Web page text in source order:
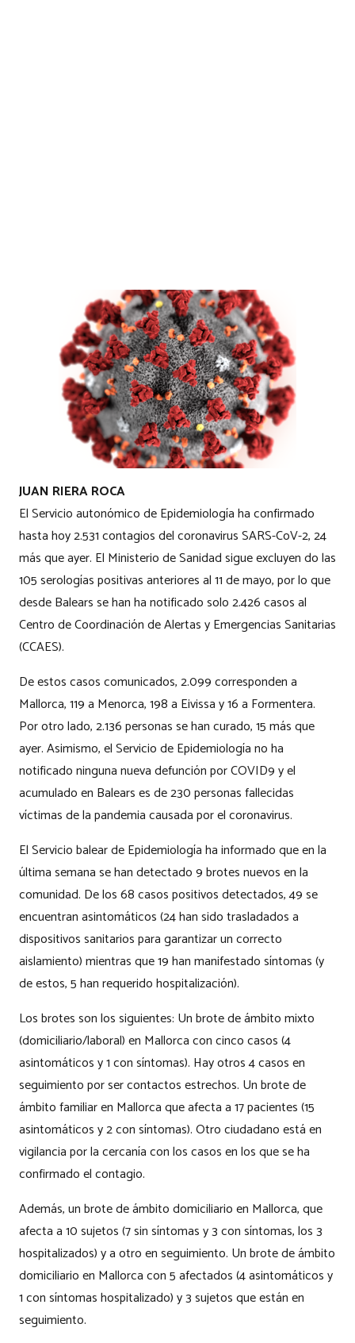
JUAN RIERA ROCA
El Servicio autonómico de Epidemiología ha confirmado
hasta hoy 2.531 contagios del coronavirus SARS-CoV-2, 24
más que ayer. El Ministerio de Sanidad sigue excluyen do las
105 serologías positivas anteriores al 11 de mayo, por lo que
desde Balears se han ha notificado solo 2.426 casos al
Centro de Coordinación de Alertas y Emergencias Sanitarias
(CCAES).
De estos casos comunicados, 2.099 corresponden a
Mallorca, 119 a Menorca, 198 a Eivissa y 16 a Formentera.
Por otro lado, 2.136 personas se han curado, 15 más que
ayer. Asimismo, el Servicio de Epidemiología no ha
notificado ninguna nueva defunción por COVID9 y el
acumulado en Balears es de 230 personas fallecidas
víctimas de la pandemia causada por el coronavirus.
El Servicio balear de Epidemiología ha informado que en la
última semana se han detectado 9 brotes nuevos en la
comunidad. De los 68 casos positivos detectados, 49 se
encuentran asintomáticos (24 han sido trasladados a
dispositivos sanitarios para garantizar un correcto
aislamiento) mientras que 19 han manifestado síntomas (y
de estos, 5 han requerido hospitalización).
Los brotes son los siguientes: Un brote de ámbito mixto
(domiciliario/laboral) en Mallorca con cinco casos (4
asintomáticos y 1 con síntomas). Hay otros 4 casos en
seguimiento por ser contactos estrechos. Un brote de
ámbito familiar en Mallorca que afecta a 17 pacientes (15
asintomáticos y 2 con síntomas). Otro ciudadano está en
vigilancia por la cercanía con los casos en los que se ha
confirmado el contagio.
Además, un brote de ámbito domiciliario en Mallorca, que
afecta a 10 sujetos (7 sin síntomas y 3 con síntomas, los 3
hospitalizados) y a otro en seguimiento. Un brote de ámbito
domiciliario en Mallorca con 5 afectados (4 asintomáticos y
1 con síntomas hospitalizado) y 3 sujetos que están en
seguimiento.